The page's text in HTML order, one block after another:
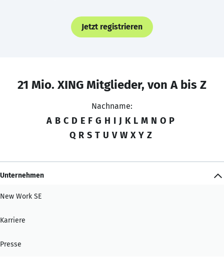
Jetzt registrieren
21 Mio. XING Mitglieder, von A bis Z
Nachname:
A B C D E F G H I J K L M N O P
Q R S T U V W X Y Z
Unternehmen
New Work SE
Karriere
Presse